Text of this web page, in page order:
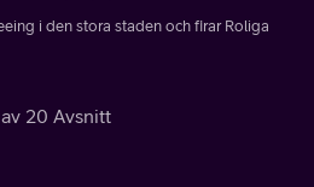
i den stora staden och firar Roliga
20 Avsnitt